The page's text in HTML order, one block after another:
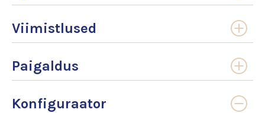
Viimistlused
Paigaldus
Konfiguraator